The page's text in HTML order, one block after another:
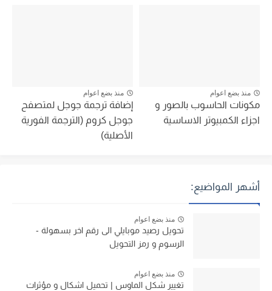
منذ بضع اعوام
مكونات الحاسوب بالصور و
اجزاء الكمبيوتر الاساسية
منذ بضع اعوام
إضافة ترجمة جوجل لمتصفح
جوجل كروم (الترجمة الفورية
الأصلية)
أشهر المواضيع:
منذ بضع اعوام
تحويل رصيد موبايلي الى رقم اخر بسهولة -
الرسوم و رمز التحويل
منذ بضع اعوام
تغيير شكل الماوس | تحميل اشكال و مؤثرات